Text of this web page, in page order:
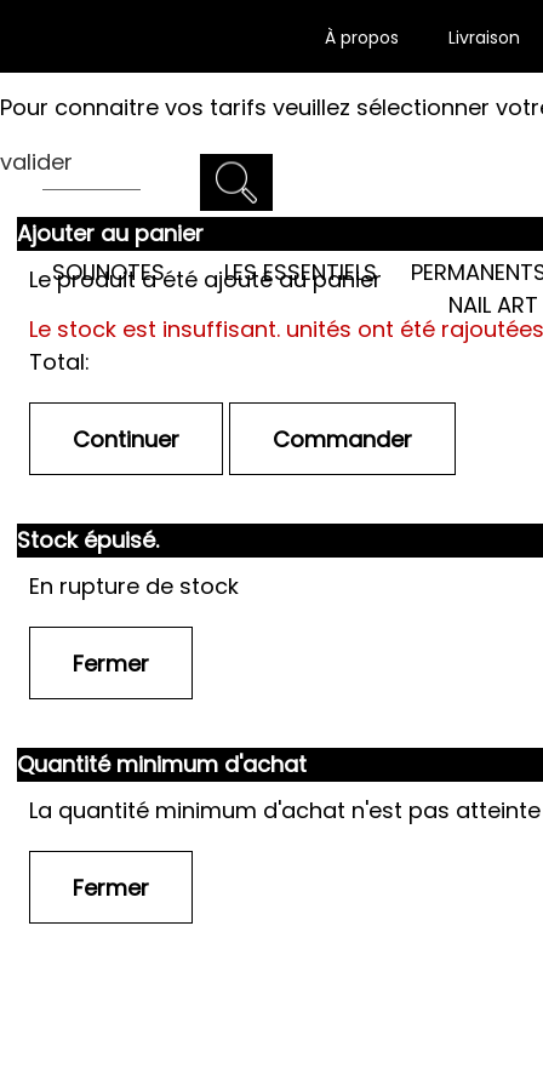
À propos Livraison
Pour connaitre vos tarifs veuillez sélectionner
valider
Ajouter au panier
Le produit a été ajouté au panier
Le stock est insuffisant. unités ont été
Total:
Stock épuisé.
En rupture de stock
Quantité minimum d'achat
La quantité minimum d'achat n'est pas atteinte
SOLINOTES LES ESSENTIELS
NAIL ART